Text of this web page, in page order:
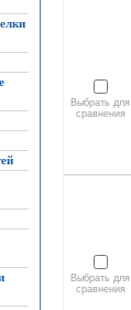
Выбрать для
сравнения
Выбрать для
сравнения